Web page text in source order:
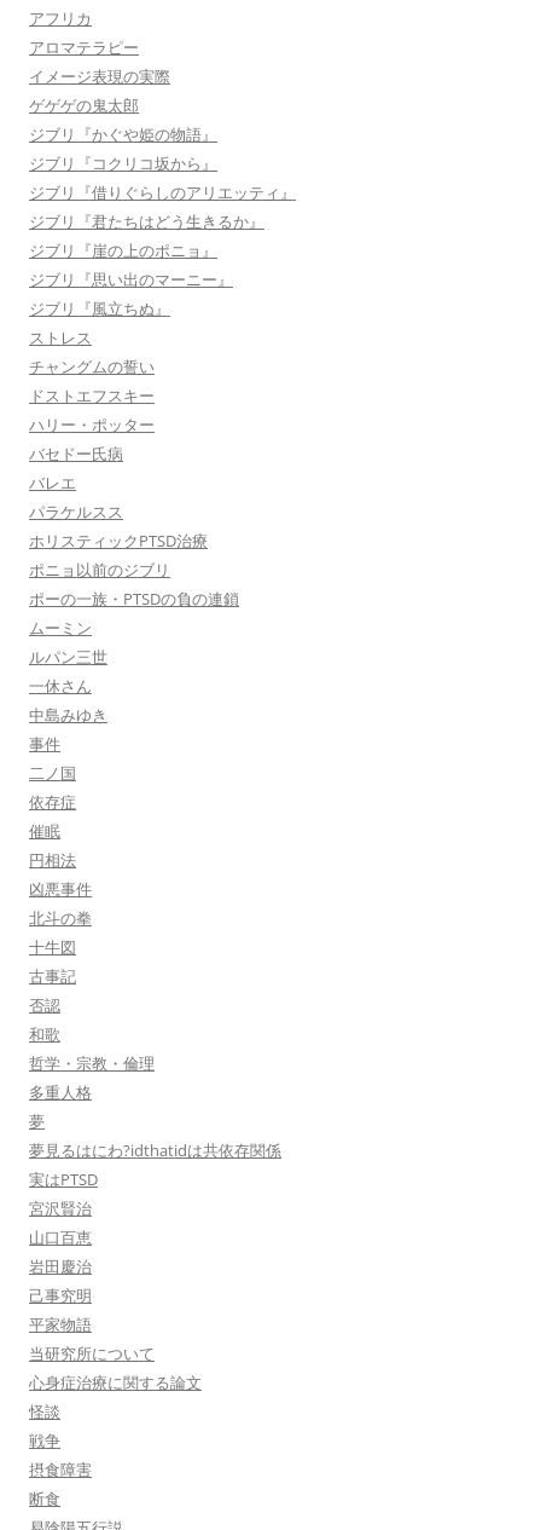
アフリカ
アロマテラピー
イメージ表現の実際
ゲゲゲの鬼太郎
ジブリ『かぐや姫の物語』
ジブリ『コクリコ坂から』
ジブリ『借りぐらしのアリエッティ』
ジブリ『君たちはどう生きるか』
ジブリ『崖の上のポニョ』
ジブリ『思い出のマーニー』
ジブリ『風立ちぬ』
ストレス
チャングムの誓い
ドストエフスキー
ハリー・ポッター
バセドー氏病
バレエ
パラケルスス
ホリスティックPTSD治療
ポニョ以前のジブリ
ポーの一族・PTSDの負の連鎖
ムーミン
ルパン三世
一休さん
中島みゆき
事件
二ノ国
依存症
催眠
円相法
凶悪事件
北斗の拳
十牛図
古事記
否認
和歌
哲学・宗教・倫理
多重人格
夢
夢見るはにわ?idthatidは共依存関係
実はPTSD
宮沢賢治
山口百恵
岩田慶治
己事究明
平家物語
当研究所について
心身症治療に関する論文
怪談
戦争
摂食障害
断食